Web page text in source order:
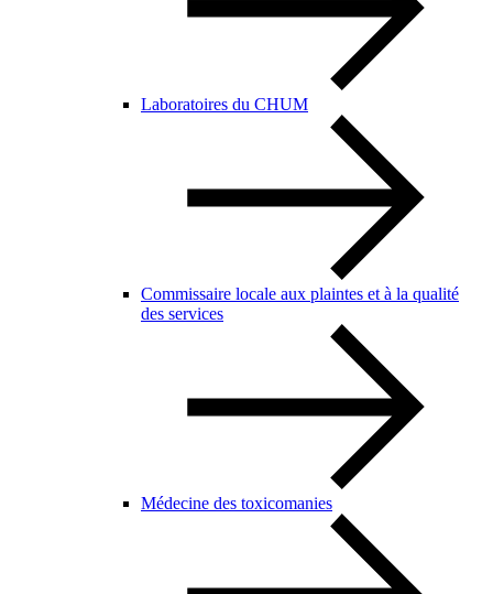
Laboratoires du CHUM
Commissaire locale aux plaintes et à la qualité
des services
Médecine des toxicomanies